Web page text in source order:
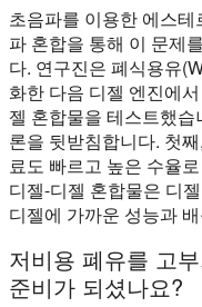
초음파를 이용한 에스
파 혼합을 통해 이 문제
다. 연구진은 폐식용유
화한 다음 디젤 엔진에
젤 혼합물을 테스트했
론을 뒷받침합니다. 첫
료도 빠르고 높은 수율
디젤-디젤 혼합물은 디
디젤에 가까운 성능과
저비용 폐유를 고
준비가 되셨나요?